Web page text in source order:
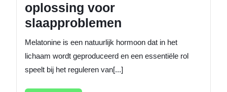
oplossing voor
slaapproblemen
Melatonine is een natuurlijk hormoon dat in het
lichaam wordt geproduceerd en een essentiële rol
speelt bij het reguleren van[...]